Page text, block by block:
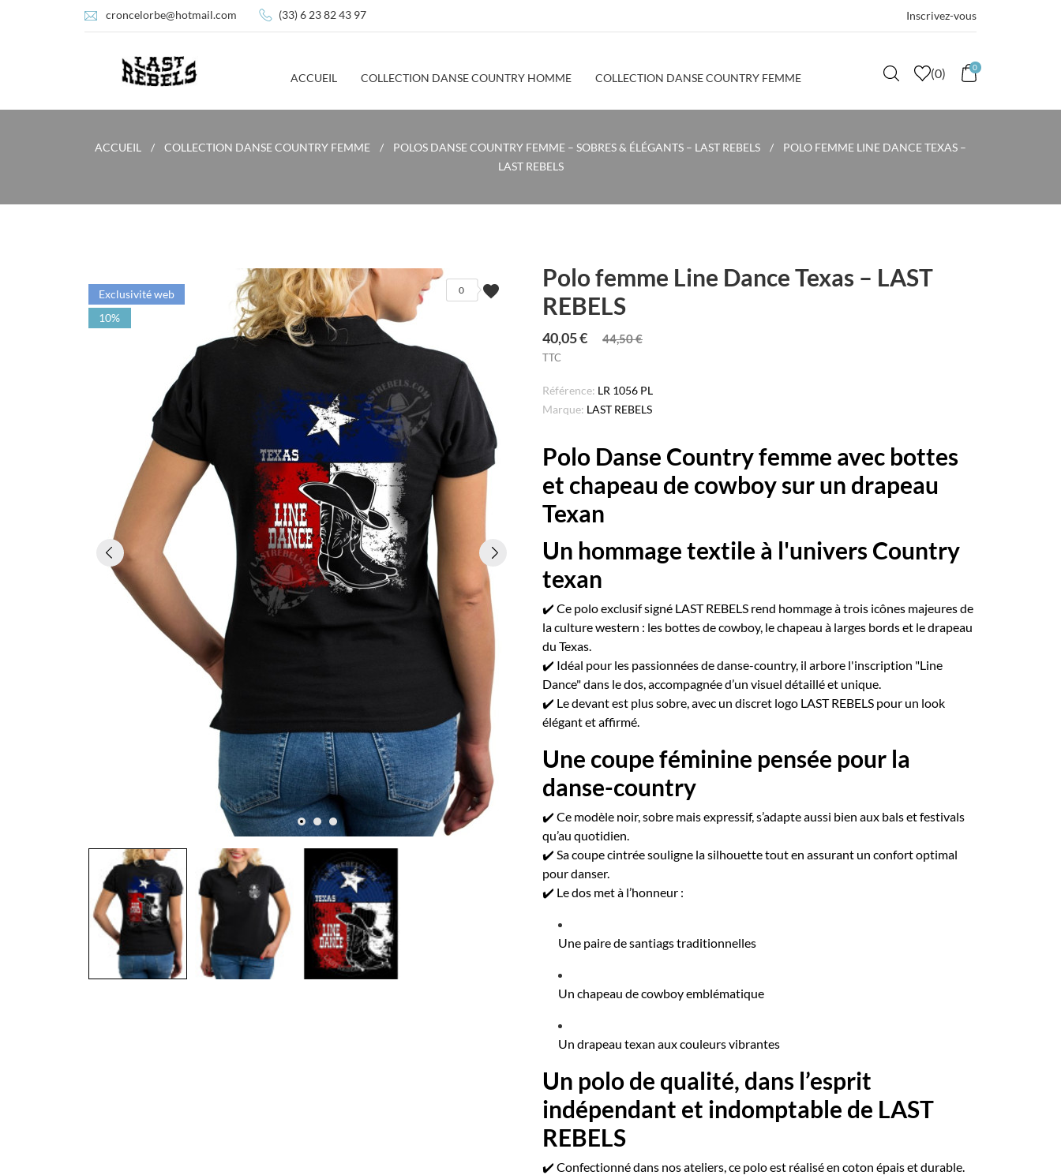
croncelorbe@hotmail.com (33) 6 23 82 43 97 Inscrivez-vous
ACCUEIL COLLECTION DANSE COUNTRY HOMME COLLECTION DANSE COUNTRY FEMME (0) 0
ACCUEIL COLLECTION DANSE COUNTRY FEMME POLOS DANSE COUNTRY FEMME – SOBRES & ÉLÉGANTS – LAST REBELS
POLO FEMME LINE DANCE TEXAS –
LAST REBELS
favorite
0
Exclusivité web
10%
Polo femme Line Dance Texas – LAST
REBELS
40,05 € 44,50 €
TTC
Référence: LR 1056 PL
Marque: LAST REBELS
Polo Danse Country femme avec bottes
et chapeau de cowboy sur un drapeau
Texan
Un hommage textile à l'univers Country
texan
✔️ Ce polo exclusif signé LAST REBELS rend hommage à trois icônes majeures de
la culture western : les bottes de cowboy, le chapeau à larges bords et le drapeau
du Texas.
✔️ Idéal pour les passionnées de danse-country, il arbore l'inscription "Line
Dance" dans le dos, accompagnée d’un visuel détaillé et unique.
✔️ Le devant est plus sobre, avec un discret logo LAST REBELS pour un look
élégant et affirmé.
Une coupe féminine pensée pour la
danse-country
✔️ Ce modèle noir, sobre mais expressif, s’adapte aussi bien aux bals et festivals
qu’au quotidien.
✔️ Sa coupe cintrée souligne la silhouette tout en assurant un confort optimal
pour danser.
✔️ Le dos met à l’honneur :
Une paire de santiags traditionnelles
Un chapeau de cowboy emblématique
Un drapeau texan aux couleurs vibrantes
Un polo de qualité, dans l’esprit
indépendant et indomptable de LAST
REBELS
✔️ Confectionné dans nos ateliers, ce polo est réalisé en coton épais et durable.